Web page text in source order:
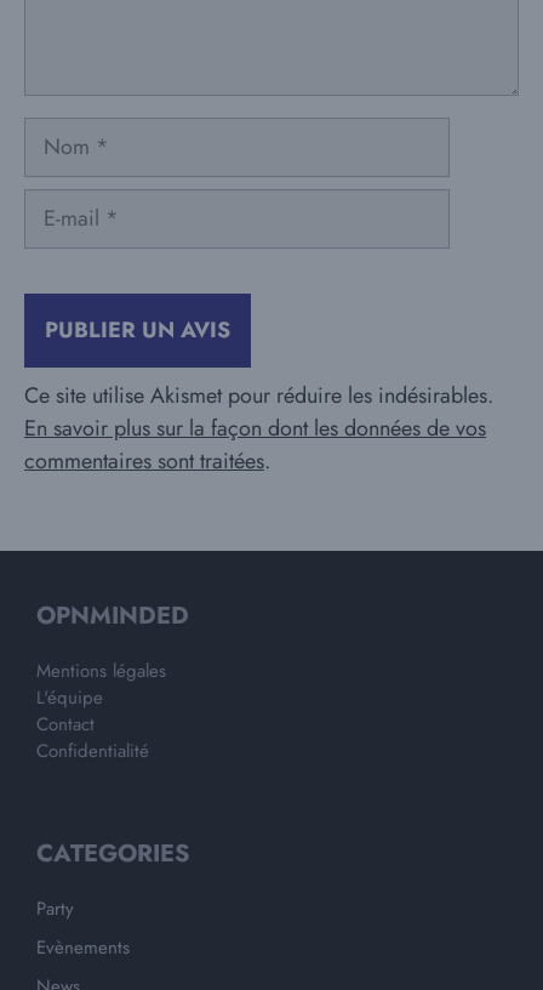
Nom
mail
Ce site utilise Akismet pour réduire les indésirables.
En savoir plus sur la façon dont les données de vos
commentaires sont traitées.
OPNMINDED
Mentions légales
L'équipe
Contact
Confidentialité
CATEGORIES
Party
Evènements